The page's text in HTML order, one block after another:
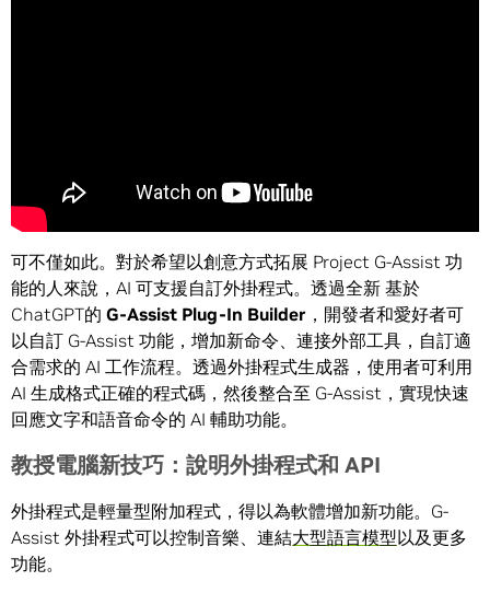
可不僅如此。對於希望以創意方式拓展 Project G-Assist 功
能的人來說，AI 可支援自訂外掛程式。透過全新 基於
ChatGPT的 G-Assist Plug-In Builder ，開發者和愛好者可
以自訂 G-Assist 功能，增加新命令、連接外部工具，自訂適
合需求的 AI 工作流程。透過外掛程式生成器，使用者可利用
AI 生成格式正確的程式碼，然後整合至 G-Assist，實現快速
回應文字和語音命令的 AI 輔助功能。
教授電腦新技巧：說明外掛程式和 API
外掛程式是輕量型附加程式，得以為軟體增加新功能。G-
Assist 外掛程式可以控制音樂、連結大型語言模型以及更多
功能。